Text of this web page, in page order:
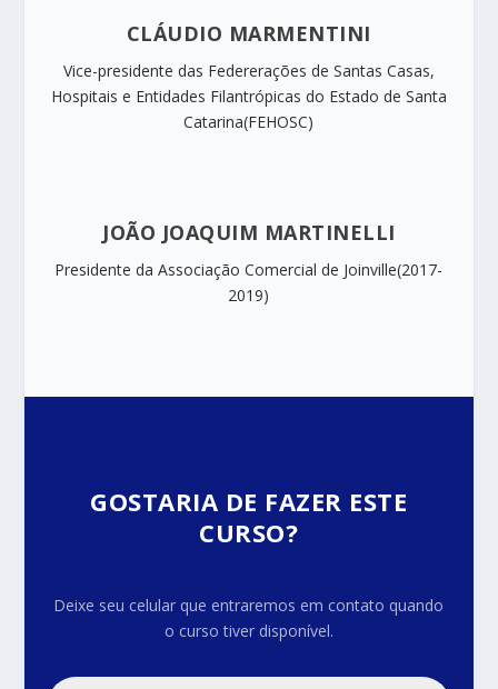
CLÁUDIO MARMENTINI
Vice-presidente das Federerações de Santas Casas,
Hospitais e Entidades Filantrópicas do Estado de Santa
Catarina(FEHOSC)
JOÃO JOAQUIM MARTINELLI
Presidente da Associação Comercial de Joinville(2017-
2019)
GOSTARIA DE FAZER ESTE
CURSO?
Deixe seu celular que entraremos em contato quando
o curso tiver disponível.